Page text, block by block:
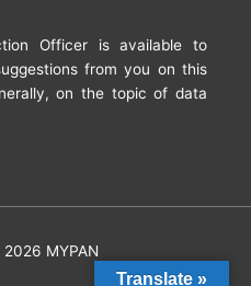
Officer is available to
from you on this
on the topic of data
2026 MYPAN
Translate »